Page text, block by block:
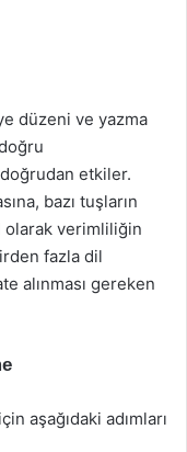
düzeni ve yazma
doğrudan etkiler.
bazı tuşların
olarak verimliliğin
fazla dil
alınması gereken
aşağıdaki adımları